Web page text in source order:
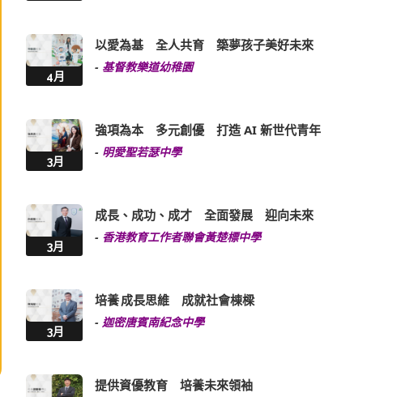
4月
以愛為基 全人共育 築夢孩子美好未來
- 基督教樂道幼稚園
3月
強項為本 多元創優 打造 AI 新世代青年
- 明愛聖若瑟中學
3月
成長、成功、成才 全面發展 迎向未來
- 香港教育工作者聯會黃楚標中學
3月
培養 成長思維 成就社會棟樑
-迦密唐賓南紀念中學
提供資優教育 培養未來領袖